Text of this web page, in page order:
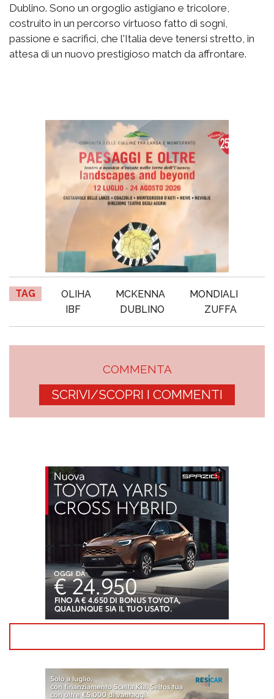
Dublino. Sono un orgoglio astigiano e tricolore,
costruito in un percorso virtuoso fatto di sogni,
passione e sacrifici, che l'Italia deve tenersi stretto, in
attesa di un nuovo prestigioso match da affrontare.
TAG OLIHA MCKENNA
MONDIALI
IBF
DUBLINO ZUFFA
COMMENTA
SCRIVI/SCOPRI I COMMENTI